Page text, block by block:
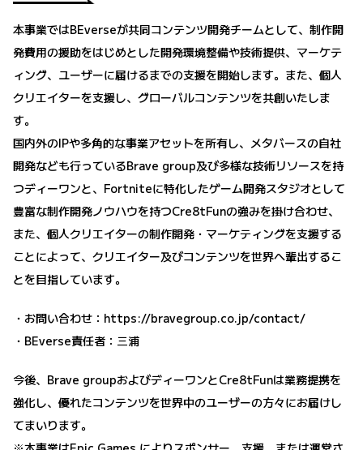
本事業ではBEverseが共同コンテンツ開発チームとして、制作開
発費用の援助をはじめとした開発環境整備や技術提供、マーケテ
ィング、ユーザーに届けるまでの支援を開始します。また、個人
クリエイターを支援し、グローバルコンテンツを共創いたしま
す。
国内外のIPや多角的な事業アセットを所有し、メタバースの自社
開発なども行っているBrave group及び多様な技術リソースを持
つディーワンと、Fortniteに特化したゲーム開発スタジオとして
豊富な制作開発ノウハウを持つCre8tFunの強みを掛け合わせ、
また、個人クリエイターの制作開発・マーケティングを支援する
ことによって、クリエイター及びコンテンツを世界へ輩出するこ
とを目指しています。
・お問い合わせ： https://bravegroup.co.jp/contact/
・BEverse責任者：三浦
今後、Brave groupおよびディーワンとCre8tFunは業務提携を
強化し、優れたコンテンツを世界中のユーザーの方々にお届けし
てまいります。